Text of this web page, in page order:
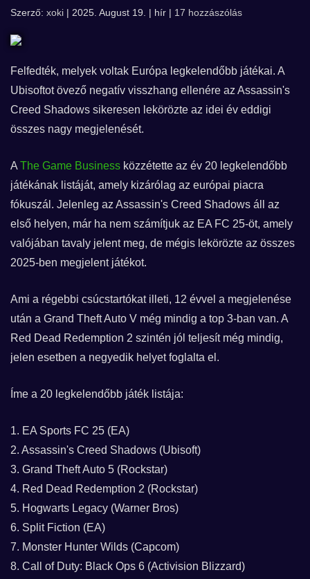
Szerző: xoki | 2025. August 19. | hír | 17 hozzászólás
Felfedték, melyek voltak Európa legkelendőbb játékai. A
Ubisoftot övező negatív visszhang ellenére az Assassin's
Creed Shadows sikeresen lekörözte az idei év eddigi
összes nagy megjelenését.
A The Game Business közzétette az év 20 legkelendőbb
játékának listáját, amely kizárólag az európai piacra
fókuszál. Jelenleg az Assassin's Creed Shadows áll az
első helyen, már ha nem számítjuk az EA FC 25-öt, amely
valójában tavaly jelent meg, de mégis lekörözte az összes
2025-ben megjelent játékot.
Ami a régebbi csúcstartókat illeti, 12 évvel a megjelenése
után a Grand Theft Auto V még mindig a top 3-ban van. A
Red Dead Redemption 2 szintén jól teljesít még mindig,
jelen esetben a negyedik helyet foglalta el.
Íme a 20 legkelendőbb játék listája:
1. EA Sports FC 25 (EA)
2. Assassin's Creed Shadows (Ubisoft)
3. Grand Theft Auto 5 (Rockstar)
4. Red Dead Redemption 2 (Rockstar)
5. Hogwarts Legacy (Warner Bros)
6. Split Fiction (EA)
7. Monster Hunter Wilds (Capcom)
8. Call of Duty: Black Ops 6 (Activision Blizzard)